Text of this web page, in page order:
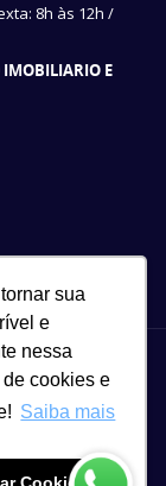
sua
e
nessa
cookies e
Saiba mais
8h às 12h /
IMOBILIARIO E